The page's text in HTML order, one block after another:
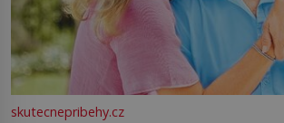
skutecnepribehy.cz